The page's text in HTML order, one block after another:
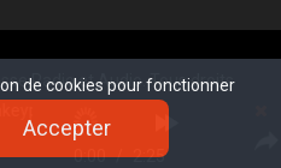
0:00 / 2:25
de cookies pour fonctionner
Accepter
Radio et Audio. Tous droits
de cookies pour fonctionner
Accepter